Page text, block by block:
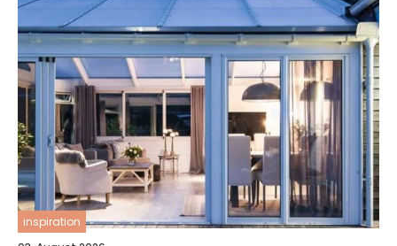
inspiration